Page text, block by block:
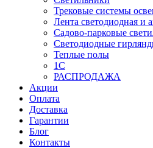
Трековые системы
Лента светодиодная и
Садово-парковые
Светодиодные
Теплые полы
1С
РАСПРОДАЖА
Акции
Оплата
Доставка
Гарантии
Блог
Контакты